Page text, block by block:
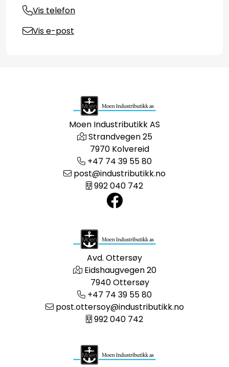
Vis telefon
Vis e-post
Moen Industributikk AS
Strandvegen 25
7970 Kolvereid
+47 74 39 55 80
post@industributikk.no
992 040 742
Avd. Ottersøy
Eidshaugvegen 20
7940 Ottersøy
+47 74 39 55 80
post.ottersoy@industributikk.no
992 040 742